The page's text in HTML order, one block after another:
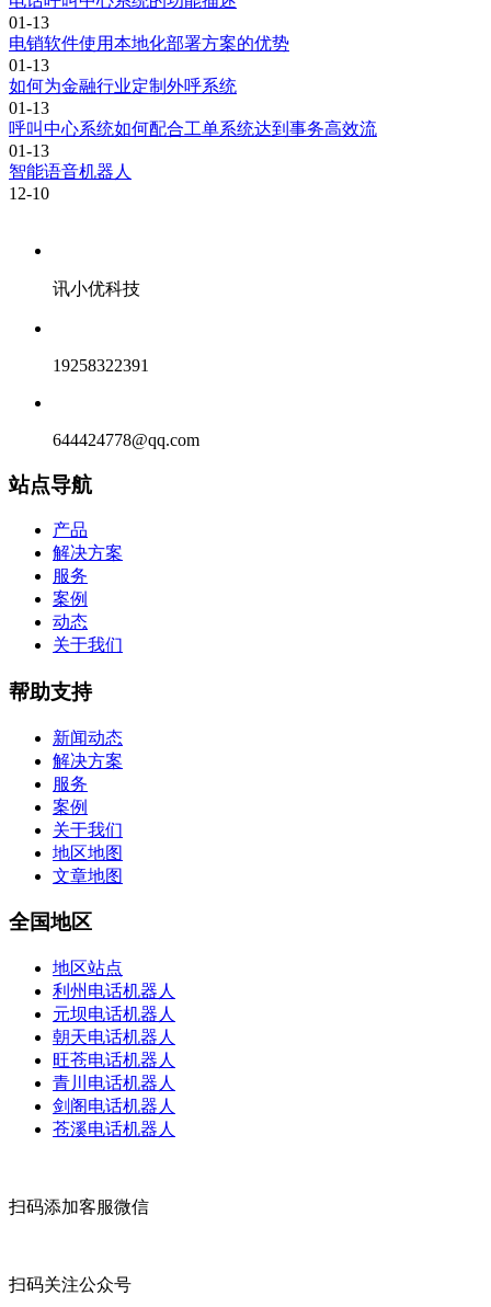
01-13
电销软件使用本地化部署方案的优势
01-13
如何为金融行业定制外呼系统
01-13
呼叫中心系统如何配合工单系统达到事务高效流
01-13
智能语音机器人
12-10
讯小优科技
19258322391
644424778@qq.com
站点导航
产品
解决方案
服务
案例
动态
关于我们
帮助支持
新闻动态
解决方案
服务
案例
关于我们
地区地图
文章地图
全国地区
地区站点
利州电话机器人
元坝电话机器人
朝天电话机器人
旺苍电话机器人
青川电话机器人
剑阁电话机器人
苍溪电话机器人
扫码添加客服微信
扫码关注公众号